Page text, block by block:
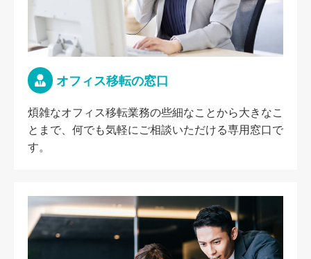
オフィス移転の窓口
煩雑なオフィス移転業務の些細なことから大きなこ
とまで、何でも気軽にご相談いただける専用窓口で
す。